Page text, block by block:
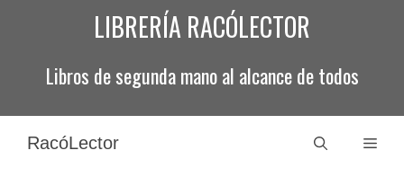
LIBRERÍA RACÓLECTOR
Libros de segunda mano al alcance de todos
RacóLector